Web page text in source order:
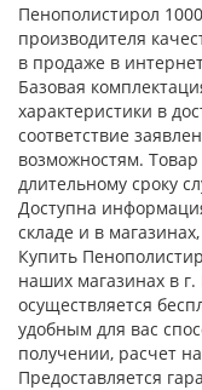
Пенополистирол
производителя
в продаже в
Базовая
характеристики в
соответствие
возможностям.
длительному сроку
Доступна
складе и в
Купить
наших магазинах в
осуществляется
удобным для вас
получении, расчет
Предоставляется